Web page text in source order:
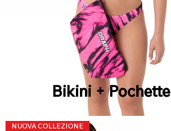
Bikini + Pochette
NUOVA COLLEZIONE